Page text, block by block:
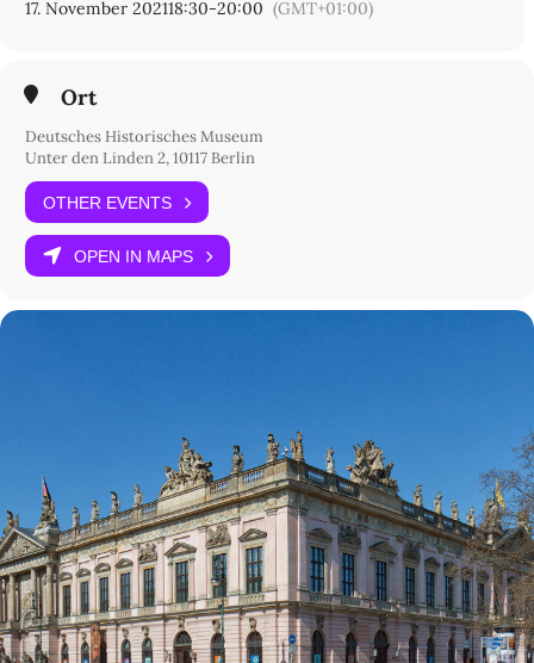
17. November 202118:30-20:00 (GMT+01:00)
Ort
Deutsches Historisches Museum
Unter den Linden 2, 10117 Berlin
OTHER EVENTS
OPEN IN MAPS